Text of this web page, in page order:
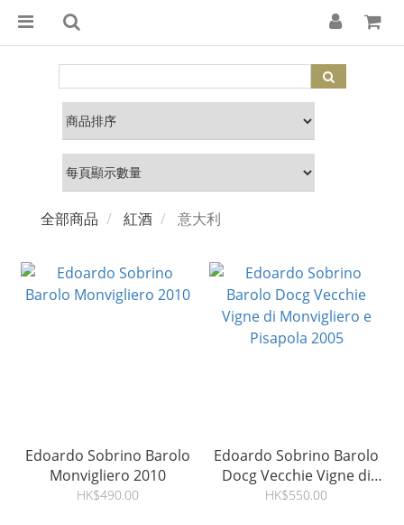
全部商品 紅酒 意大利
Edoardo Sobrino Barolo
Monvigliero 2010
HK$490.00
Edoardo Sobrino Barolo
Docg Vecchie Vigne di
Monvigliero e Pisapola
HK$550.00